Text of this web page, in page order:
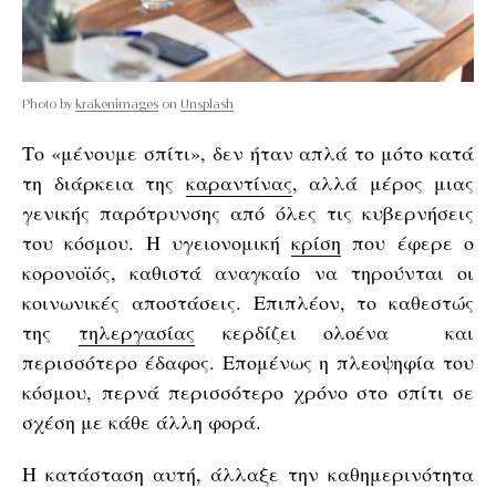
Photo by krakenimages on Unsplash
Το «μένουμε σπίτι», δεν ήταν απλά το μότο κατά
τη διάρκεια της καραντίνας, αλλά μέρος μιας
γενικής παρότρυνσης από όλες τις κυβερνήσεις
του κόσμου. Η υγειονομικήκρίση που έφερε ο
κορονοϊός, καθιστά αναγκαίο να τηρούνται οι
κοινωνικές αποστάσεις. Επιπλέον, το καθεστώς
της τηλεργασίας κερδίζει ολοένα και
περισσότερο έδαφος. Επομένως η πλεοψηφία του
κόσμου, περνά περισσότερο χρόνο στο σπίτι σε
σχέση με κάθε άλλη φορά.
Η κατάσταση αυτή, άλλαξε την καθημερινότητα